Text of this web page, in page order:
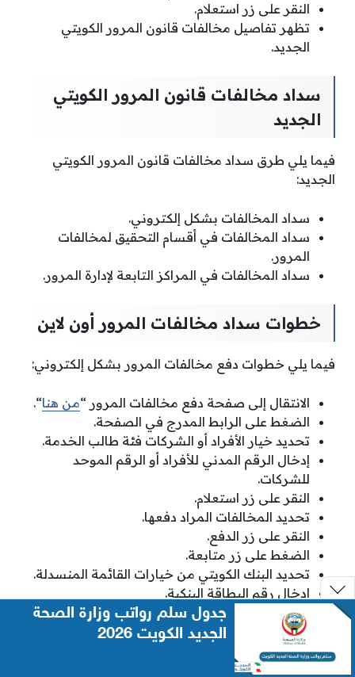
النقر على زر استعلام.
تظهر تفاصيل مخالفات قانون المرور الكويتي
الجديد.
سداد مخالفات قانون المرور الكويتي
الجديد
فيما يلي طرق سداد مخالفات قانون المرور الكويتي
الجديد:
سداد المخالفات بشكل إلكتروني.
سداد المخالفات في أقسام التحقيق لمخالفات
المرور.
سداد المخالفات في المراكز التابعة لإدارة المرور.
خطوات سداد مخالفات المرور أون لاين
فيما يلي خطوات دفع مخالفات المرور بشكل إلكتروني:
الانتقال إلى صفحة دفع مخالفات المرور “من هنا“.
الضغط على الرابط المدرج في الصفحة.
تحديد خيار الأفراد أو الشركات فئة طالب الخدمة.
إدخال الرقم المدني للأفراد أو الرقم الموحد
للشركات.
النقر على زر استعلام.
تحديد المخالفات المراد دفعها.
النقر على زر الدفع.
الضغط على زر متابعة.
تحديد البنك الكويتي من خيارات القائمة المنسدلة.
إدخال رقم البطاقة البنكية.
إدخال تاريخ انتهاء البطاقة البنكية.
إدخال رمز المستخدم.
النقر على زر إرسال.
جدول سلم رواتب وزارة الصحة
الجديد الكويت 2026